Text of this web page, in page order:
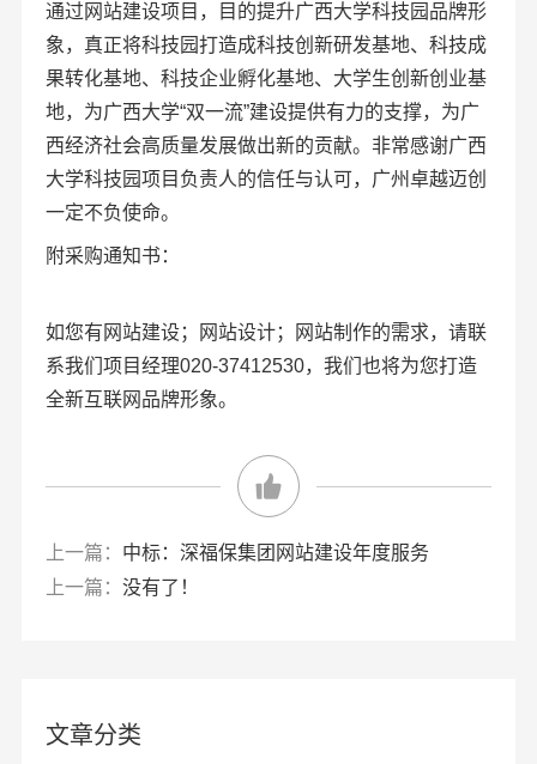
通过 网站建设项目，目的提升广西大学科技园品牌形
象，真正将科技园打造成科技创新研发基地、科技成
果转化基地、科技企业孵化基地、大学生创新创业基
地，为广西大学“双一流”建设提供有力的支撑，为广
西经济社会高质量发展做出新的贡献。非常感谢广西
大学科技园项目负责人的信任与认可，广州卓越迈创
一定不负使命。
附采购通知书：
如您有网站建设；网站设计；网站制作的需求，请联
系我们项目经理020-37412530，我们也将为您打造
全新互联网品牌形象。
上一篇： 中标：深福保集团网站建设年度服务
上一篇： 没有了！
文章分类